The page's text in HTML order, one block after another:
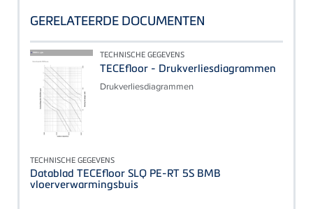
GERELATEERDE DOCUMENTEN
TECHNISCHE GEGEVENS
TECEfloor - Drukverliesdiagrammen
Drukverliesdiagrammen
TECHNISCHE GEGEVENS
Datablad TECEfloor SLQ PE-RT 5S BMB
vloerverwarmingsbuis